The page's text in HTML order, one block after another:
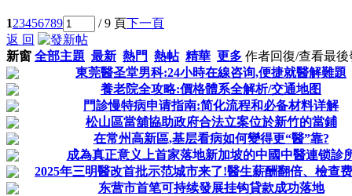
123456789 / 9 頁下一頁
返 回
新窗 全部主題 最新 熱門 熱帖 精華 更多 作者回復/查看最後
東莞醫圣堂男科:24小時在線咨询,便捷就醫解難題
養老院全攻略:價格體系全解析/交通地图
門診慢特病申请指南:简化流程和必备材料详解
松山區當舖協助政府合法立案位於新竹的當鋪
在常州高新區,基层看病如何變得更“醫”靠?
成為真正意义上首家落地新加坡的中國中醫連锁診
2025年三明醫改首批示范城市来了!醫生薪酬翻倍、檢查
东营市首笔可持续發展挂钩貸款成功落地